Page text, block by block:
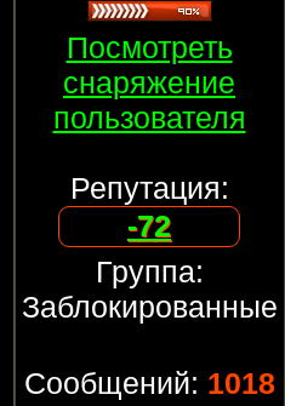
Посмотреть
снаряжение
пользователя
Репутация:
-72
Группа:
Заблокированные
Сообщений: 1018